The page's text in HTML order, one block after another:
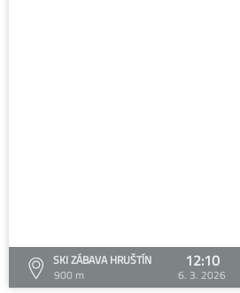
SKI ZÁBAVA HRUŠTÍN
900 m
12:10
6. 3. 2026